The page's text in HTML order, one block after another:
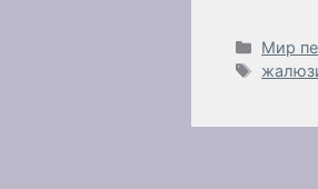
Мир
Метки